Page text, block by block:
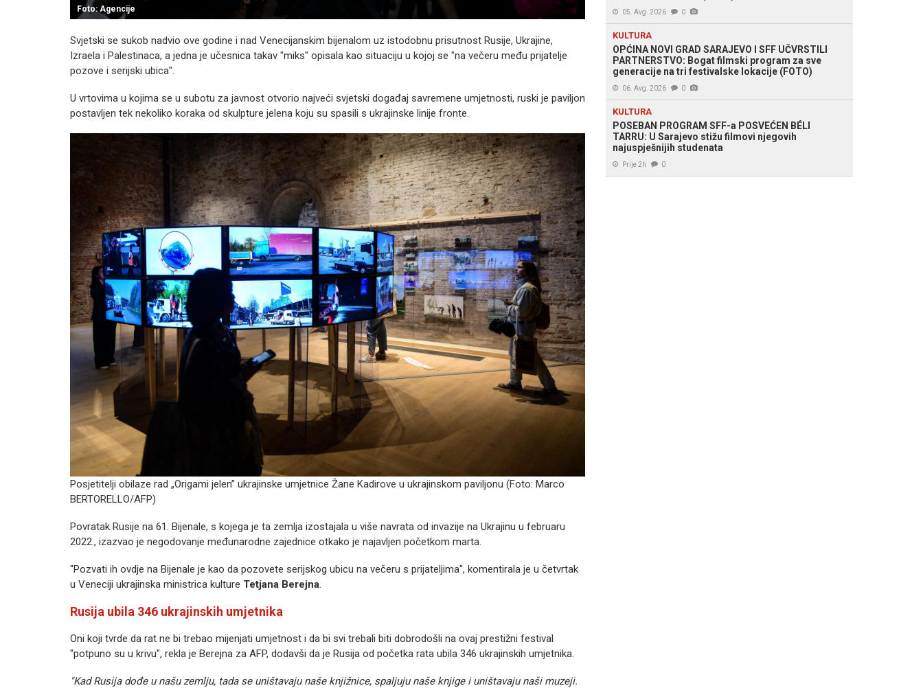
Foto: Agencije
Svjetski se sukob nadvio ove godine i nad Venecijanskim bijenalom uz istodobnu prisutnost Rusije, Ukrajine,
Izraela i Palestinaca, a jedna je učesnica takav "miks" opisala kao situaciju u kojoj se "na večeru među prijatelje
pozove i serijski ubica".
U vrtovima u kojima se u subotu za javnost otvorio najveći svjetski događaj savremene umjetnosti, ruski je paviljon
postavljen tek nekoliko koraka od skulpture jelena koju su spasili s ukrajinske linije fronte.
Posjetitelji obilaze rad „Origami jelen” ukrajinske umjetnice Žane Kadirove u ukrajinskom paviljonu (Foto: Marco
BERTORELLO/AFP)
Povratak Rusije na 61. Bijenale, s kojega je ta zemlja izostajala u više navrata od invazije na Ukrajinu u februaru
2022., izazvao je negodovanje međunarodne zajednice otkako je najavljen početkom marta.
"Pozvati ih ovdje na Bijenale je kao da pozovete serijskog ubicu na večeru s prijateljima", komentirala je u četvrtak
u Veneciji ukrajinska ministrica kulture Tetjana Berejna.
Rusija ubila 346 ukrajinskih umjetnika
Oni koji tvrde da rat ne bi trebao mijenjati umjetnost i da bi svi trebali biti dobrodošli na ovaj prestižni festival
"potpuno su u krivu", rekla je Berejna za AFP, dodavši da je Rusija od početka rata ubila 346 ukrajinskih umjetnika.
"Kad Rusija dođe u našu zemlju, tada se uništavaju naše knjižnice, spaljuju naše knjige i uništavaju naši muzeji.
05. Avg. 2026 0
KULTURA
OPĆINA NOVI GRAD SARAJEVO I SFF UČVRSTILI
PARTNERSTVO: Bogat filmski program za sve
generacije na tri festivalske lokacije (FOTO)
06. Avg. 2026 0
KULTURA
POSEBAN PROGRAM SFF-a POSVEĆEN BÉLI
TARRU: U Sarajevo stižu filmovi njegovih
najuspješnijih studenata
Prije 2h 0